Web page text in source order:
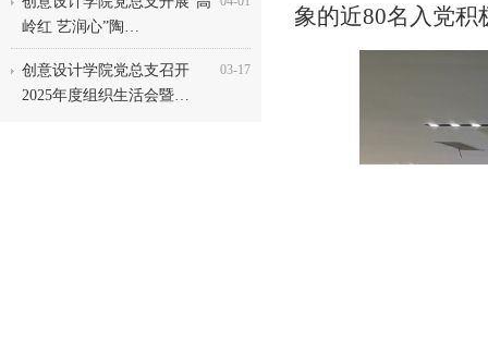
岭红 艺润心”陶…
03-17
创意设计学院党总支召开
2025年度组织生活会暨…
象的近80名入党积